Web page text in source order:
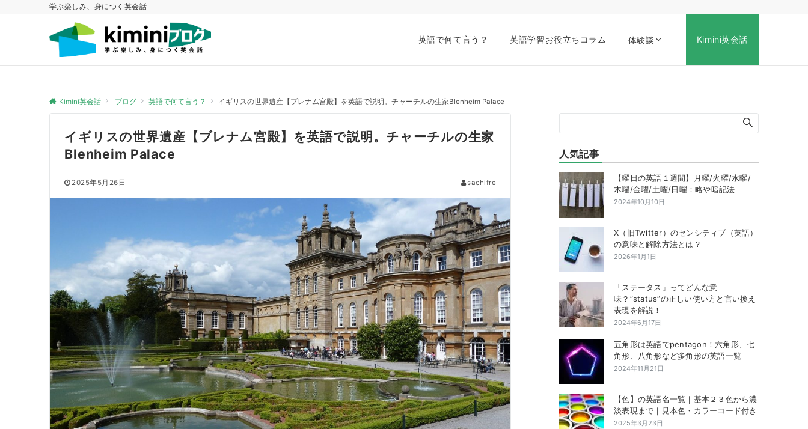
学ぶ楽しみ、身につく英会話
英語で何て言う？ 英語学習お役立ちコラム 体験談 Kimini英会話
Kimini英会話 ブログ 英語で何て言う？ イギリスの世界遺産【ブレナム宮殿】を英語で説明。チャーチルの生家Blenheim Palace
イギリスの世界遺産【ブレナム宮殿】を英語で説明。チャーチルの生家
Blenheim Palace
2025年5月26日 sachifre
人気記事
【曜日の英語１週間】月曜/火曜/水曜/
木曜/金曜/土曜/日曜：略や暗記法
2024年10月10日
X（旧Twitter）のセンシティブ（英語）
の意味と解除方法とは？
2026年1月1日
「ステータス」ってどんな意
味？”status”の正しい使い方と言い換え
表現を解説！
2024年6月17日
五角形は英語でpentagon！六角形、七
角形、八角形など多角形の英語一覧
2024年11月21日
【色】の英語名一覧｜基本２３色から濃
淡表現まで｜見本色・カラーコード付き
2025年3月23日